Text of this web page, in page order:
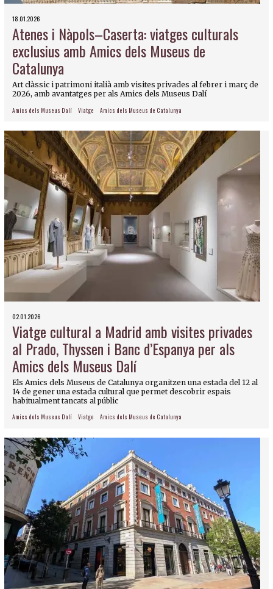
18.01.2026
Atenes i Nàpols–Caserta: viatges culturals
exclusius amb Amics dels Museus de
Catalunya
Art clàssic i patrimoni italià amb visites privades al febrer i març de
2026, amb avantatges per als Amics dels Museus Dalí
Amics dels Museus Dalí Viatge Amics dels Museus de Catalunya
02.01.2026
Viatge cultural a Madrid amb visites privades
al Prado, Thyssen i Banc d’Espanya per als
Amics dels Museus Dalí
Els Amics dels Museus de Catalunya organitzen una estada del 12 al
14 de gener una estada cultural que permet descobrir espais
habitualment tancats al públic
Amics dels Museus Dalí Viatge Amics dels Museus de Catalunya